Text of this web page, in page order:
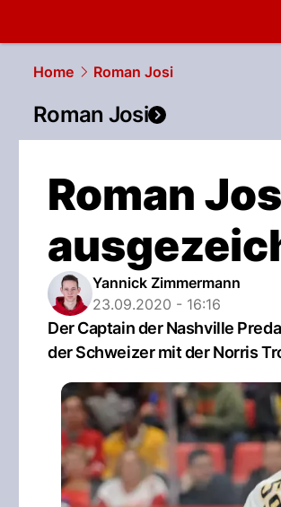
Home
Roman Josi
Roman Josi
Roman
Yannick Zimmermann
23.09.2020 - 16:16
Der Captain der Nashville
der Schweizer mit der Norris